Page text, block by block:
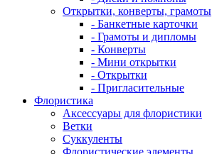
Открытки, конверты, грамоты
- Банкетные карточки
- Грамоты и дипломы
- Конверты
- Мини открытки
- Открытки
- Пригласительные
Флористика
Аксессуары для флористики
Ветки
Суккуленты
Флористические элементы